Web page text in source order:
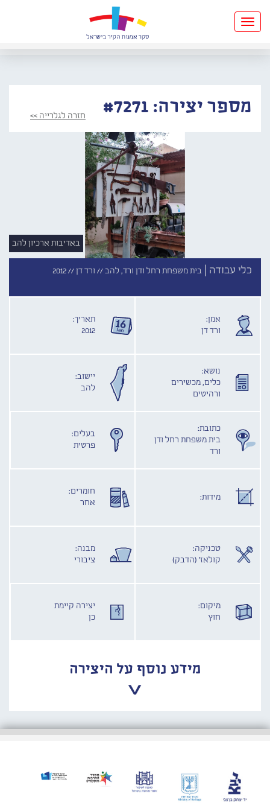
Toggle
navigation
מספר יצירה: #7271 חזרה לגלרייה >>
באדיבות ארכיון להב
כלי עבודה | בית משפחת רחל ודן ורד, להב // ורד דן //2012
אמן:
ורד דן
תאריך:
2012
נושא:
כלים, מכשירים
ורהיטים
יישוב:
להב
כתובת:
בית משפחת רחל ודן
ורד
בעלים:
פרטית
מידות:
חומרים:
אחר
טכניקה:
קולאז' (הדבק)
מבנה:
ציבורי
מיקום:
חוץ
יצירה קיימת
כן
מידע נוסף על היצירה